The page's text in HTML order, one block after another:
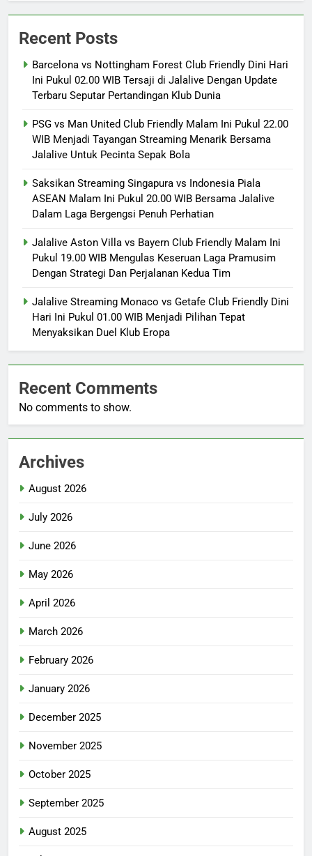
Recent Posts
Barcelona vs Nottingham Forest Club Friendly Dini Hari
Ini Pukul 02.00 WIB Tersaji di Jalalive Dengan Update
Terbaru Seputar Pertandingan Klub Dunia
PSG vs Man United Club Friendly Malam Ini Pukul 22.00
WIB Menjadi Tayangan Streaming Menarik Bersama
Jalalive Untuk Pecinta Sepak Bola
Saksikan Streaming Singapura vs Indonesia Piala
ASEAN Malam Ini Pukul 20.00 WIB Bersama Jalalive
Dalam Laga Bergengsi Penuh Perhatian
Jalalive Aston Villa vs Bayern Club Friendly Malam Ini
Pukul 19.00 WIB Mengulas Keseruan Laga Pramusim
Dengan Strategi Dan Perjalanan Kedua Tim
Jalalive Streaming Monaco vs Getafe Club Friendly Dini
Hari Ini Pukul 01.00 WIB Menjadi Pilihan Tepat
Menyaksikan Duel Klub Eropa
Recent Comments
No comments to show.
Archives
August 2026
July 2026
June 2026
May 2026
April 2026
March 2026
February 2026
January 2026
December 2025
November 2025
October 2025
September 2025
August 2025